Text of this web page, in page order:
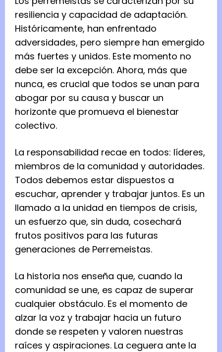
resiliencia y capacidad de adaptación.
Históricamente, han enfrentado
adversidades, pero siempre han emergido
más fuertes y unidos. Este momento no
debe ser la excepción. Ahora, más que
nunca, es crucial que todos se unan para
abogar por su causa y buscar un
horizonte que promueva el bienestar
colectivo.
La responsabilidad recae en todos: líderes,
miembros de la comunidad y autoridades.
Todos debemos estar dispuestos a
escuchar, aprender y trabajar juntos. Es un
llamado a la unidad en tiempos de crisis,
un esfuerzo que, sin duda, cosechará
frutos positivos para las futuras
generaciones de Perremeistas.
La historia nos enseña que, cuando la
comunidad se une, es capaz de superar
cualquier obstáculo. Es el momento de
alzar la voz y trabajar hacia un futuro
donde se respeten y valoren nuestras
raíces y aspiraciones. La ceguera ante la